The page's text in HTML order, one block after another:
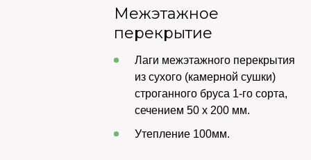
Межэтажное
перекрытие
Лаги межэтажного перекрытия
из сухого (камерной сушки)
строганного бруса 1-го сорта,
сечением 50 х 200 мм.
Утепление 100мм.